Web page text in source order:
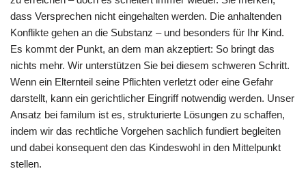
dass Versprechen nicht eingehalten werden. Die anhaltenden
Konflikte gehen an die Substanz – und besonders für Ihr Kind.
Es kommt der Punkt, an dem man akzeptiert: So bringt das
nichts mehr. Wir unterstützen Sie bei diesem schweren Schritt.
Wenn ein Elternteil seine Pflichten verletzt oder eine Gefahr
darstellt, kann ein gerichtlicher Eingriff notwendig werden. Unser
Ansatz bei familum ist es, strukturierte Lösungen zu schaffen,
indem wir das rechtliche Vorgehen sachlich fundiert begleiten
und dabei konsequent den das Kindeswohl in den Mittelpunkt
stellen.